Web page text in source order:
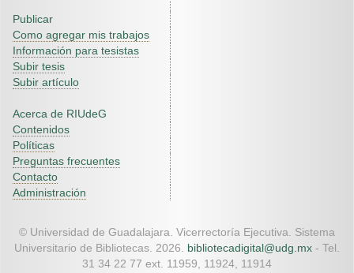
Publicar
Como agregar mis trabajos
Información para tesistas
Subir tesis
Subir artículo
Acerca de RIUdeG
Contenidos
Políticas
Preguntas frecuentes
Contacto
Administración
© Universidad de Guadalajara. Vicerrectoría Ejecutiva. Sistema
Universitario de Bibliotecas. 2026. bibliotecadigital@udg.mx - Tel.
31 34 22 77 ext. 11959, 11924, 11914